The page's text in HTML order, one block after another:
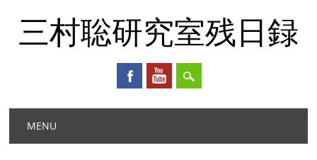
三村聡研究室残日録
Main menu
MENU